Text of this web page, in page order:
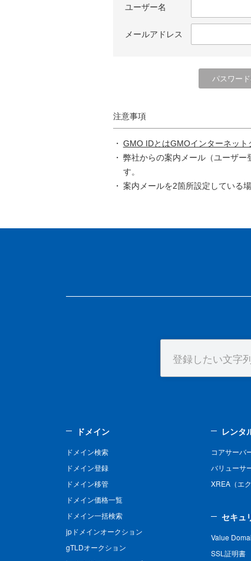
ユーザー名
メールアドレス
注意事項
GMO IDとはGMOインターネット
弊社からの案内メール（ユーザー
す。
案内メールを2箇所設定している
ドメイン
ドメイン検索
ドメイン登録
ドメイン移管
ドメイン価格一覧
ドメイン一括検索
jpドメインオークション
gTLDオークション
レンタ
コアサーバ
バリューサ
XREA（エ
セキュ
Value
SSL証明書